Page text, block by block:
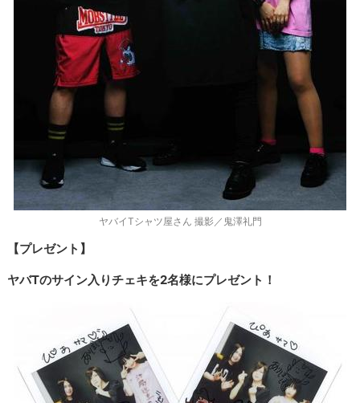
ヤバイTシャツ屋さん 撮影／鬼澤礼門
【プレゼント】
ヤバTのサイン入りチェキを2名様にプレゼント！